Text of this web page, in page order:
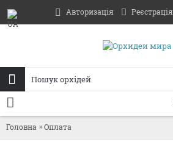
Авторизація Реєстрація
Головна Оплата